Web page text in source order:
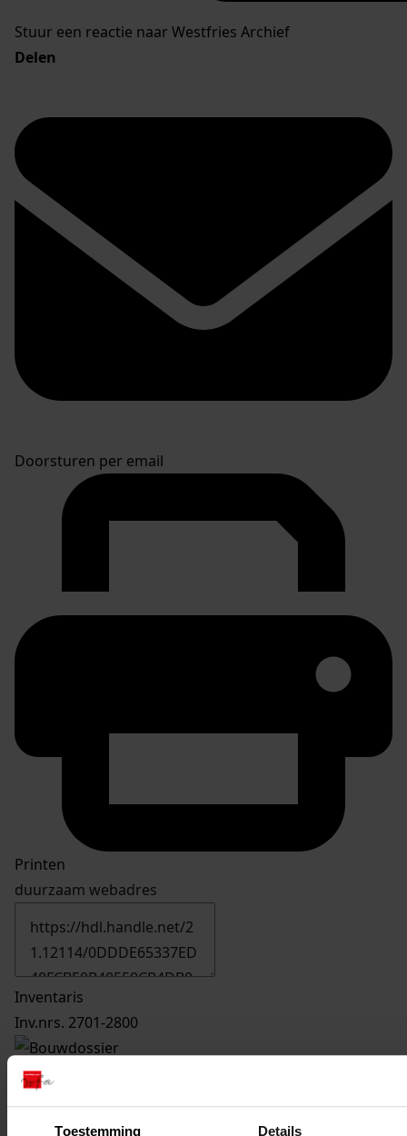
Toestemming Details
Stuur een reactie naar Westfries Archief
Delen
Doorsturen per email
Printen
duurzaam webadres
Inventaris
Inv.nrs. 2701-2800
2775
1982-1982